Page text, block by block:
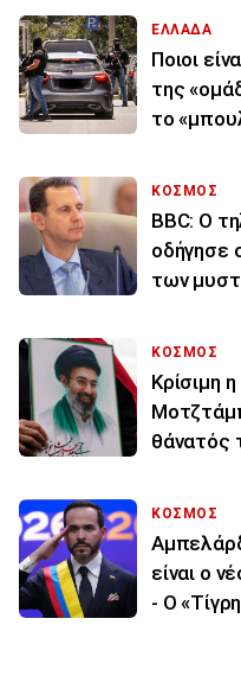
ΕΛΛΑΔΑ
Ποιοι
της
το
ΚΟΣΜΟΣ
BBC: Ο
οδήγησε
των
ΚΟΣΜΟΣ
Κρίσιμη
θάνατός
ΚΟΣΜΟΣ
είναι ο
- Ο